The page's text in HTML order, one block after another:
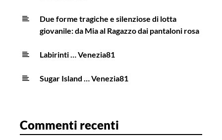
Due forme tragiche e silenziose di lotta
giovanile: da Mia al Ragazzo dai pantaloni rosa
Labirinti … Venezia81
Sugar Island … Venezia81
Commenti recenti